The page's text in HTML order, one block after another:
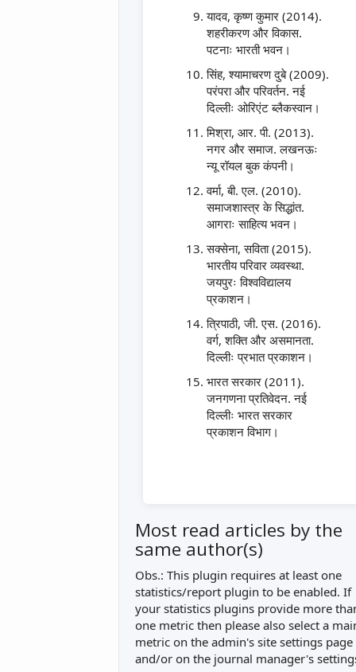
यादव, कृष्ण कुमार (2014).
शहरीकरण और विकास.
पटनाः भारती भवन।
सिंह, श्यामाचरण दुबे (2009).
परंपरा और परिवर्तन. नई
दिल्लीः ओरिएंट ब्लैकस्वान।
मिश्रा, आर. पी. (2013).
नगर और समाज. लखनऊः
न्यू रॉयल बुक कंपनी।
वर्मा, बी. एल. (2010).
समाजशास्त्र के सिद्धांत.
आगराः साहित्य भवन।
सक्सेना, सविता (2015).
भारतीय परिवार व्यवस्था.
जयपुरः विश्वविद्यालय
प्रकाशन।
त्रिपाठी, जी. एस. (2016).
वर्ग, शक्ति और असमानता.
दिल्लीः प्रभात प्रकाशन।
भारत सरकार (2011).
जनगणना प्रतिवेदन. नई
दिल्लीः भारत सरकार
प्रकाशन विभाग।
Most read articles by the
same author(s)
Obs.: This plugin requires at least one
statistics/report plugin to be enabled. If
your statistics plugins provide more
one metric then please also select a
metric on the admin's site settings page
and/or on the journal manager's